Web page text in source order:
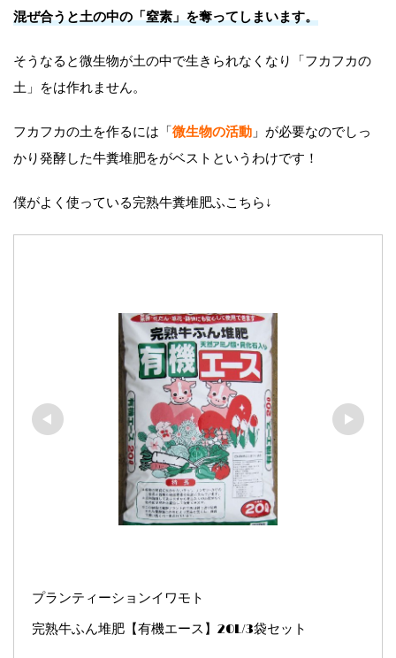
混ぜ合うと土の中の「窒素」を奪ってしまいます。
そうなると微生物が土の中で生きられなくなり「フカフカの
土」をは作れません。
フカフカの土を作るには「微生物の活動 」が必要なのでしっ
かり発酵した牛糞堆肥をがベストというわけです！
僕がよく使っている完熟牛糞堆肥ふこちら↓
プランティーションイワモト
完熟牛ふん堆肥【有機エース】20L/3袋セット